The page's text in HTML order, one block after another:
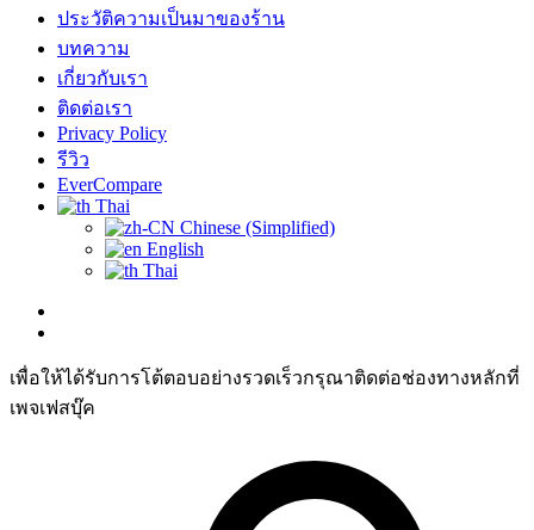
ประวัติความเป็นมาของร้าน
บทความ
เกี่ยวกับเรา
ติดต่อเรา
Privacy Policy
รีวิว
EverCompare
Thai
Chinese (Simplified)
English
Thai
เพื่อให้ได้รับการโต้ตอบอย่างรวดเร็วกรุณาติดต่อช่องทางหลักที่
เพจเฟสบุ๊ค